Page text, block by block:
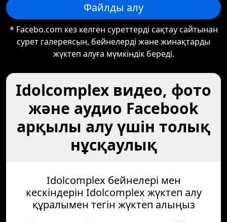
Файлды алу
* Facebo.com кез келген суреттерді сақтау сайтынан
сурет галереясын, бейнелерді және жинақтарды
жүктеп алуға мүмкіндік береді.
Idolcomplex видео, фото
және аудио Facebook
арқылы алу үшін толық
нұсқаулық
Idolcomplex бейнелері мен
кескіндерін Idolcomplex жүктеп алу
құралымен тегін жүктеп алыңыз